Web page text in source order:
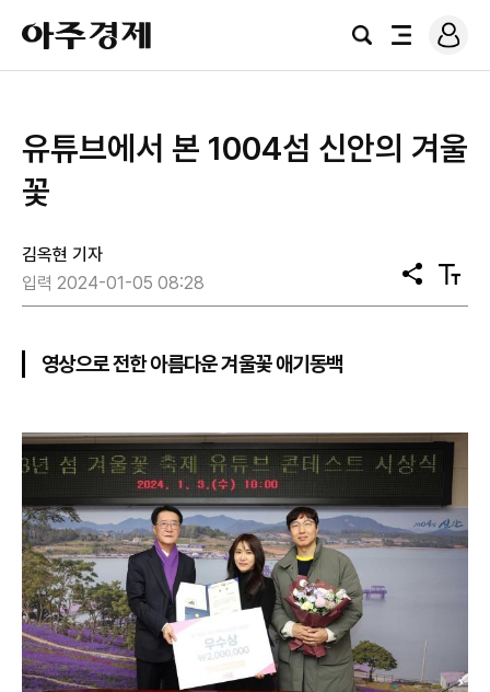
아
주
경
검
전
로
그
유튜브에서 본 1004섬 신안의 겨울
꽃
김옥현 기자
입력 2024-01-05 08:28
공
유
텍
스
영상으로 전한 아름다운 겨울꽃 애기동백